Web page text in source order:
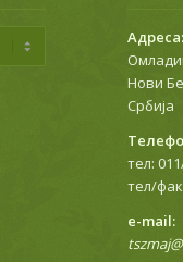
Адреса:
Нови
Србија
тел:
тел/
е-mail: